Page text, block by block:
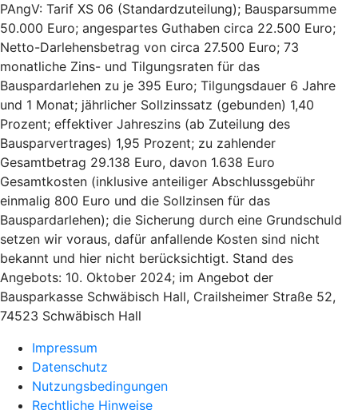
PAngV: Tarif XS 06 (Standardzuteilung); Bausparsumme
50.000 Euro; angespartes Guthaben circa 22.500 Euro;
Netto-Darlehensbetrag von circa 27.500 Euro; 73
monatliche Zins- und Tilgungsraten für das
Bauspardarlehen zu je 395 Euro; Tilgungsdauer 6 Jahre
und 1 Monat; jährlicher Sollzinssatz (gebunden) 1,40
Prozent; effektiver Jahreszins (ab Zuteilung des
Bausparvertrages) 1,95 Prozent; zu zahlender
Gesamtbetrag 29.138 Euro, davon 1.638 Euro
Gesamtkosten (inklusive anteiliger Abschlussgebühr
einmalig 800 Euro und die Sollzinsen für das
Bauspardarlehen); die Sicherung durch eine Grundschuld
setzen wir voraus, dafür anfallende Kosten sind nicht
bekannt und hier nicht berücksichtigt. Stand des
Angebots: 10. Oktober 2024; im Angebot der
Bausparkasse Schwäbisch Hall, Crailsheimer Straße 52,
74523 Schwäbisch Hall
Impressum
Datenschutz
Nutzungsbedingungen
Rechtliche Hinweise